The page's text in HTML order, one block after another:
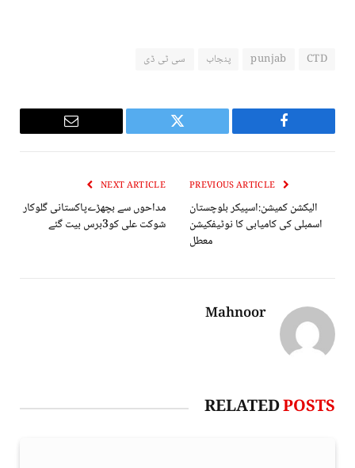
CTD
punjab پنجاب سی ٹی ڈی
Facebook
Twitter
Email
الیکشن کمیشن:اسپیکر بلوچستان
اسمبلی کی کامیابی کا نوٹیفکیشن
معطل
NEXT ARTICLE
مداحوں سے بچھڑےپاکستانی گلوکار
شوکت علی کو3برس بیت گئے
Mahnoor
RELATEDPOSTS